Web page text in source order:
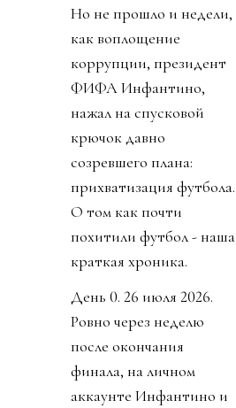
Но не прошло и недели,
как воплощение
коррупции, президент
ФИФА Инфантино,
нажал на спусковой
крючок давно
созревшего плана:
прихватизация футбола.
О том как почти
похитили футбол - наша
краткая хроника.
День 0. 26 июля 2026.
Ровно через неделю
после окончания
финала, на личном
аккаунте Инфантино и